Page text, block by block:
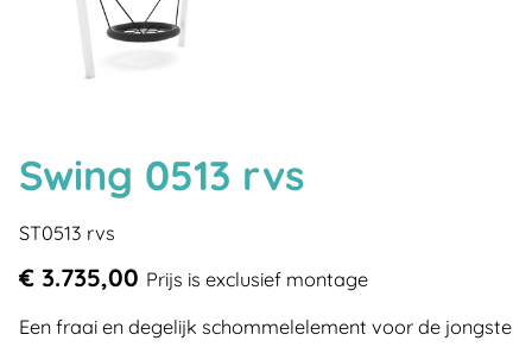
Swing 0513 rvs
ST0513 rvs
€ 3.735,00 Prijs is exclusief montage
Een fraai en degelijk schommelelement voor de jongste